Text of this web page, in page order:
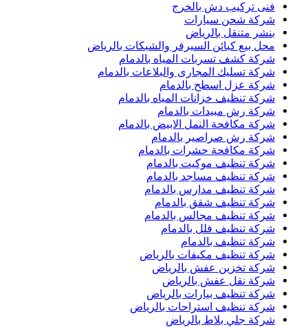
فنى تركيب دش بالخرج
شركة شحن سيارات
بنشر متنقل بالرياض
محل بيع كبائن السيرفر والشبكات بالرياض
شركة كشف تسربات المياه بالدمام
شركة تسليك المجارى والبلاعات بالدمام
شركة عزل اسطح بالدمام
شركة تنظيف خزانات المياه بالدمام
شركة رش مبيدات بالدمام
شركة مكافحة النمل الابيض بالدمام
شركة رش صراصير بالدمام
شركة مكافحة حشرات بالدمام
شركة تنظيف موكيت بالدمام
شركة تنظيف مساجد بالدمام
شركة تنظيف مدارس بالدمام
شركة تنظيف شقق بالدمام
شركة تنظيف مجالس بالدمام
شركة تنظيف فلل بالدمام
شركة تنظيف بالدمام
شركة تنظيف مكيفات بالرياض
شركة تخزين عفش بالرياض
شركة نقل عفش بالرياض
شركة تنظيف بيارات بالرياض
شركة تنظيف استراحات بالرياض
شركة جلي بلاط بالرياض